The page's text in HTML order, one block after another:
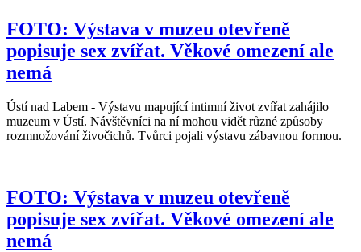
FOTO: Výstava v muzeu otevřeně
popisuje sex zvířat. Věkové omezení ale
nemá
Ústí nad Labem - Výstavu mapující intimní život zvířat zahájilo
muzeum v Ústí. Návštěvníci na ní mohou vidět různé způsoby
rozmnožování živočichů. Tvůrci pojali výstavu zábavnou formou.
FOTO: Výstava v muzeu otevřeně
popisuje sex zvířat. Věkové omezení ale
nemá